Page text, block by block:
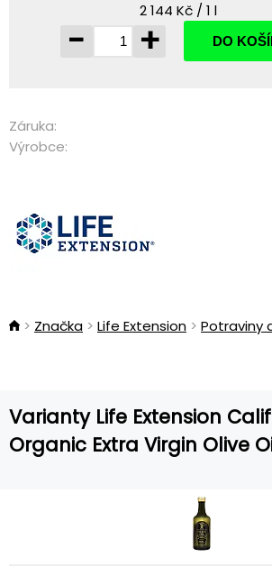
2 144 Kč / 1 l
- + DO
Záruka:
Výrobce:
Značka Life Extension Potraviny
Varianty Life Extension
Organic Extra Virgin Olive